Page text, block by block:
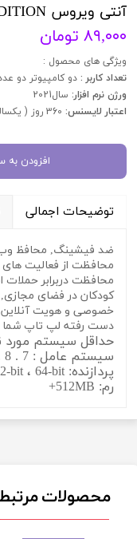
آنتی ویروس eset 2021 EDITION
۸۹,۰۰۰ تومان
ویژگی های محصول :
تعداد کاربر :دو کامپیوتر دو
ورژن نرم افزار: سال2021
اعتبار لایسنس:
افزودن به
توضیحات اجمالی
ضد فیشینگ, محافظ وب
محافظت از فعالیت های
محافظت دربرابر حملات
کودکان در فضای
خصوصی و هویت آنلاین
دست رفته لپ تاپ شما
حداقل سیستم مورد
سیستم عامل : Microsoft Windows 10 . 8.1 . 8 . 7
پردازنده: 1GHz: 32-bit ، 64-bit+
رم: 512MB+
محصولات مرتبط